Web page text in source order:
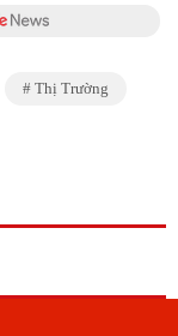
Thị Trường